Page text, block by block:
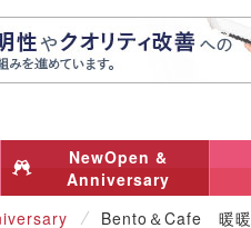
NewOpen &
Anniversary
Bento＆Cafe 暖暖